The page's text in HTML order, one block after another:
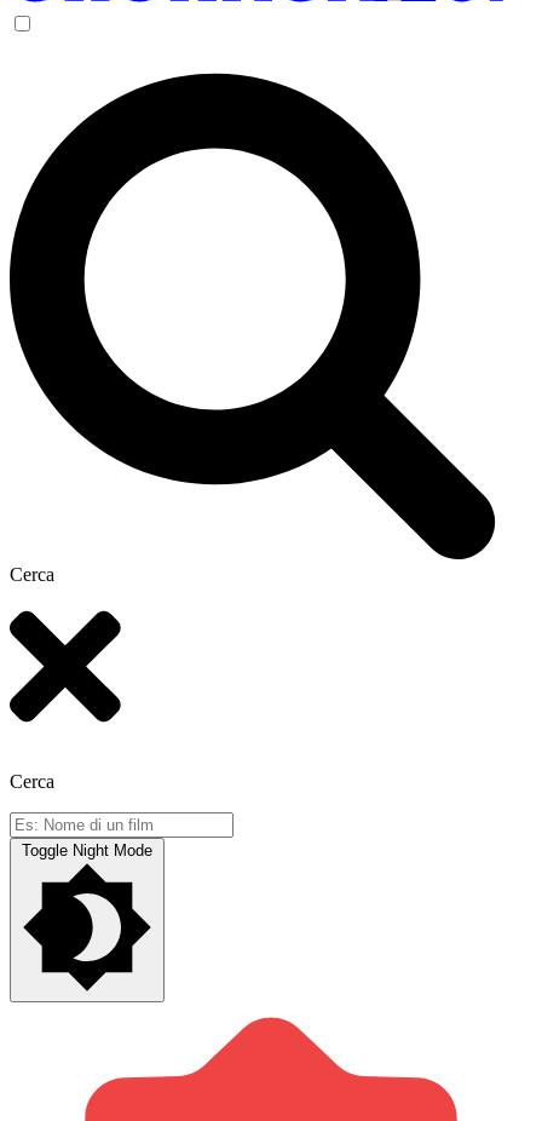
Cerca
Cerca
Toggle Night Mode